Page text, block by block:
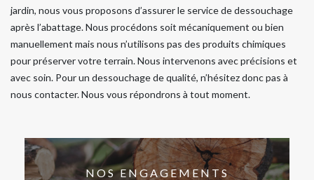
jardin, nous vous proposons d’assurer le service de dessouchage
après l’abattage. Nous procédons soit mécaniquement ou bien
manuellement mais nous n’utilisons pas des produits chimiques
pour préserver votre terrain. Nous intervenons avec précisions et
avec soin. Pour un dessouchage de qualité, n’hésitez donc pas à
nous contacter. Nous vous répondrons à tout moment.
NOS ENGAGEMENTS